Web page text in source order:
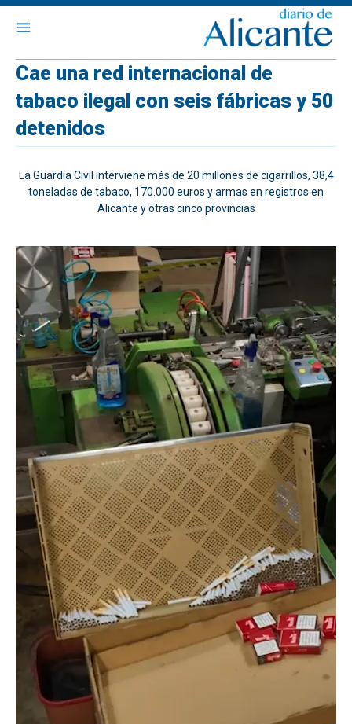
Cae una red internacional de
tabaco ilegal con seis fábricas y 50
detenidos
La Guardia Civil interviene más de 20 millones de cigarrillos, 38,4
toneladas de tabaco, 170.000 euros y armas en registros en
Alicante y otras cinco provincias